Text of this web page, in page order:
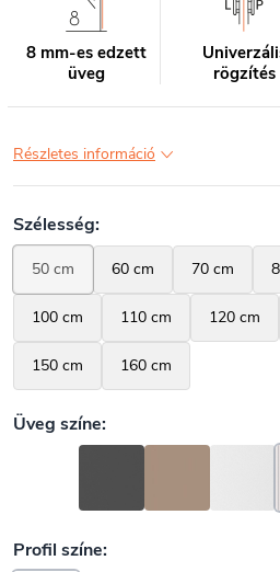
8 mm-es edzett
üveg
rögzítés
Részletes információ